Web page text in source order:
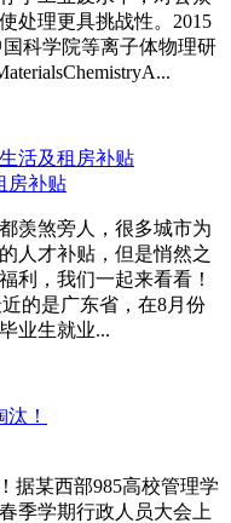
处理更具挑战性。2015
科学院等离子体物理研
房补贴
羡煞旁人，很多城市为
人才补贴，但是悄然之
利，我们一起来看看！
的是广东省，在8月份
业生就业...
据某西部985高校管理学
季学期行政人员大会上